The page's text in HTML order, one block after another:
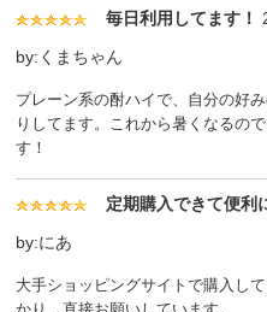
毎日利用してます！
by:くまちゃん
プレーン系の酎ハイで、自分の好
りしてます。これから暑くなるの
す！
定期購入できて便利
by:にあ
大手ショッピングサイトで購入し